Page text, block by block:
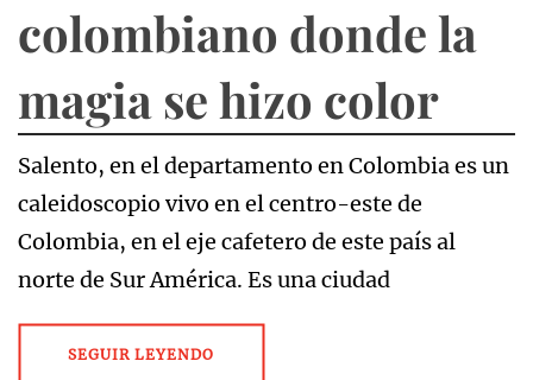
colombiano donde la
magia se hizo color
Salento, en el departamento en Colombia es un
caleidoscopio vivo en el centro-este de
Colombia, en el eje cafetero de este país al
norte de Sur América. Es una ciudad
SEGUIR LEYENDO